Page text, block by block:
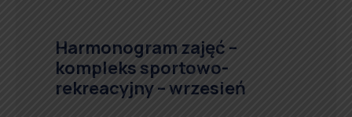
Harmonogram zajęć –
kompleks sportowo-
rekreacyjny – wrzesień